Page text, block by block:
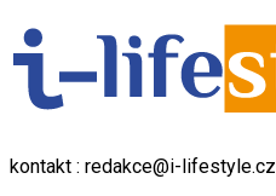
kontakt : redakce@i-lifestyle.cz